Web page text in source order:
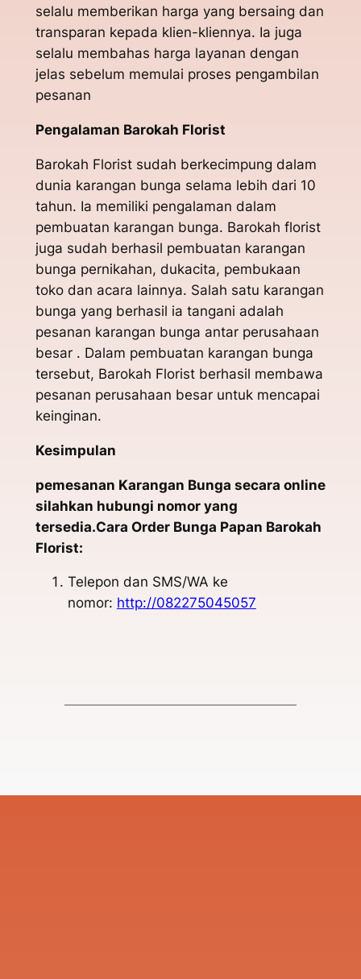
selalu memberikan harga yang bersaing dan
transparan kepada klien-kliennya. Ia juga
selalu membahas harga layanan dengan
jelas sebelum memulai proses pengambilan
pesanan
Pengalaman Barokah Florist
Barokah Florist sudah berkecimpung dalam
dunia karangan bunga selama lebih dari 10
tahun. Ia memiliki pengalaman dalam
pembuatan karangan bunga. Barokah florist
juga sudah berhasil pembuatan karangan
bunga pernikahan, dukacita, pembukaan
toko dan acara lainnya. Salah satu karangan
bunga yang berhasil ia tangani adalah
pesanan karangan bunga antar perusahaan
besar . Dalam pembuatan karangan bunga
tersebut, Barokah Florist berhasil membawa
pesanan perusahaan besar untuk mencapai
keinginan.
Kesimpulan
pemesanan Karangan Bunga secara online
silahkan hubungi nomor yang
tersedia.Cara Order Bunga Papan Barokah
Florist:
Telepon dan SMS/WA ke
nomor: http://082275045057